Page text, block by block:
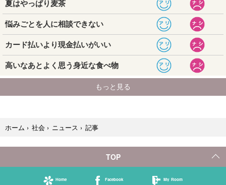
ホーム › 社会 › ニュース › 記事
TOP
Home Facebook My Room